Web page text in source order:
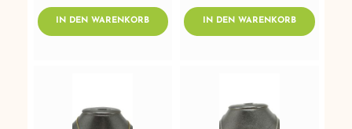
IN DEN WARENKORBADDTOCART IN DEN WARENKORBADDTOCART